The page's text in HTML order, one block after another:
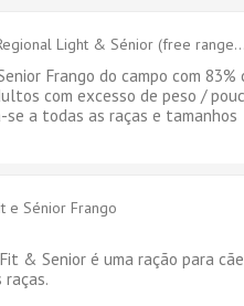
Light & Sénior (free range...
Frango do campo com
com excesso de peso /
a todas as raças e tamanhos
e Sénior Frango
& Senior é uma ração para